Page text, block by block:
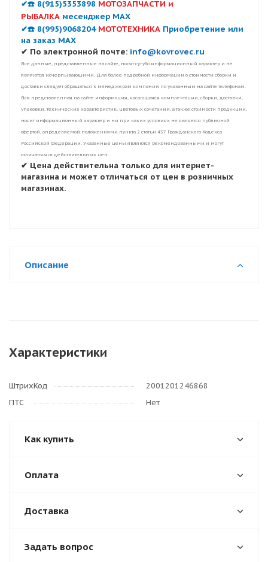
✔☎️ 8(915)5353898 МОТОЗАПЧАСТИ и
РЫБАЛКА месенджер MAX
✔☎️ 8(995)9068204 МОТОТЕХНИКА Приобретение или
на заказ MAX
✔ По электронной почте: info@kovrovec.ru
Все данные, представленные на сайте, носят сугубо информационный характер и не
являются исчерпывающими. Для более подробной информации о стоимости сборки и
доставки следует обращаться к менеджерам компании по указанным на сайте телефонам.
Вся представленная на сайте информация, касающаяся комплектации, сборки, доставки,
упаковки, технических характеристик, цветовых сочетаний, а также стоимости продукции,
носит информационный характер и ни при каких условиях не является публичной
офертой, определяемой положениями пункта 2 статьи 437 Гражданского Кодекса
Российской Федерации. Указанные цены являются рекомендованными и могут
отличаться от действительных цен.
✔ Цена действительна только для интернет-
магазина и может отличаться от цен в розничных
магазинах.
Описание
Характеристики
ШтрихКод
2001201246868
ПТС
Нет
Как купить
Оплата
Доставка
Задать вопрос